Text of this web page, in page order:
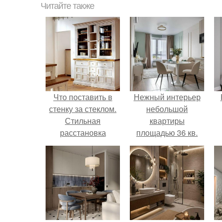
Читайте также
Что поставить в
стенку за стеклом.
Стильная
расстановка
посуды в серванте
Нежный интерьер
небольшой
квартиры
площадью 36 кв.